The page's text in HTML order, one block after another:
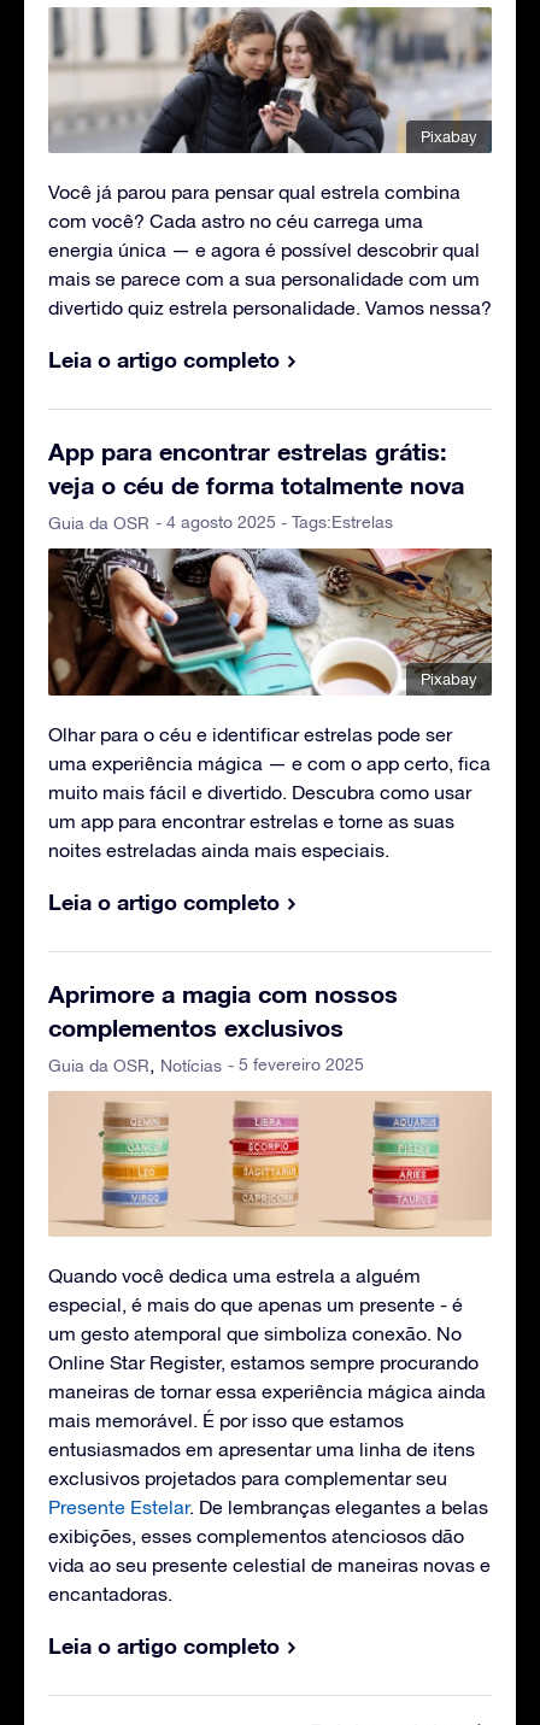
Pixabay
Você já parou para pensar qual estrela combina
com você? Cada astro no céu carrega uma
energia única — e agora é possível descobrir qual
mais se parece com a sua personalidade com um
divertido quiz estrela personalidade. Vamos nessa?
Leia o artigo completo
App para encontrar estrelas grátis:
veja o céu de forma totalmente nova
Guia da OSR - 4 agosto 2025 - Tags:Estrelas
Pixabay
Olhar para o céu e identificar estrelas pode ser
uma experiência mágica — e com o app certo, fica
muito mais fácil e divertido. Descubra como usar
um app para encontrar estrelas e torne as suas
noites estreladas ainda mais especiais.
Leia o artigo completo
Aprimore a magia com nossos
complementos exclusivos
Guia da OSR Notícias - 5 fevereiro 2025
Quando você dedica uma estrela a alguém
especial, é mais do que apenas um presente - é
um gesto atemporal que simboliza conexão. No
Online Star Register, estamos sempre procurando
maneiras de tornar essa experiência mágica ainda
mais memorável. É por isso que estamos
entusiasmados em apresentar uma linha de itens
exclusivos projetados para complementar seu
Presente Estelar. De lembranças elegantes a belas
exibições, esses complementos atenciosos dão
vida ao seu presente celestial de maneiras novas e
encantadoras.
Leia o artigo completo